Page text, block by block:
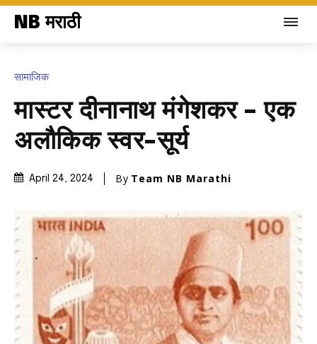
NB मराठी
सामाजिक
मास्टर दीनानाथ मंगेशकर – एक
अलौकिक स्वर-सूर्य
April 24, 2024 By Team NB Marathi